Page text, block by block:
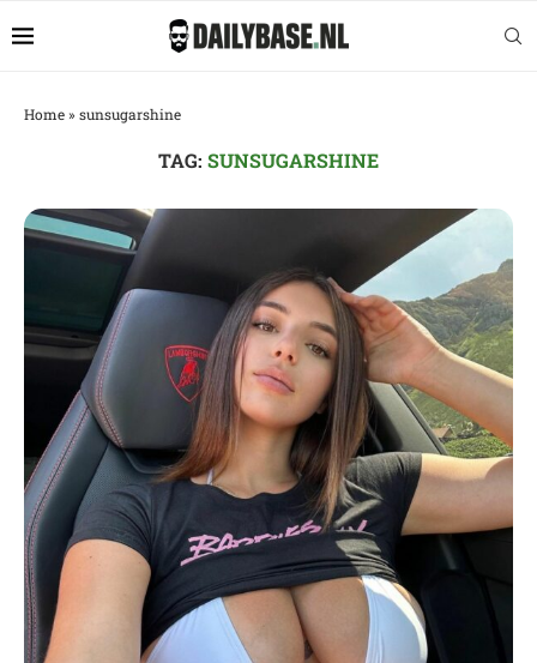
Home» sunsugarshine
TAG: SUNSUGARSHINE